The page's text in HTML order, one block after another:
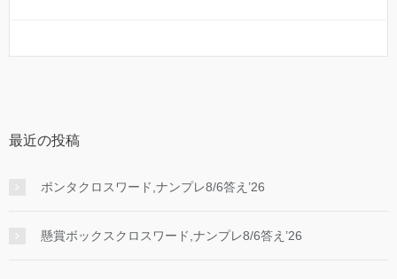
最近の投稿
ポンタクロスワード,ナンプレ8/6答え’26
懸賞ボックスクロスワード,ナンプレ8/6答え’26